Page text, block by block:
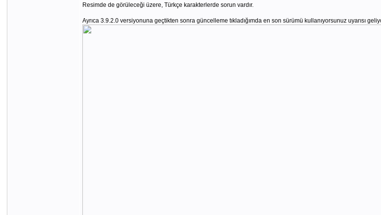
Resimde de görüleceği üzere, Türkçe karakterlerde sorun vardır.
Ayrıca 3.9.2.0 versiyonuna geçtikten sonra güncelleme tıkladığımda en son sürümü kullanıyorsunuz uyarısı